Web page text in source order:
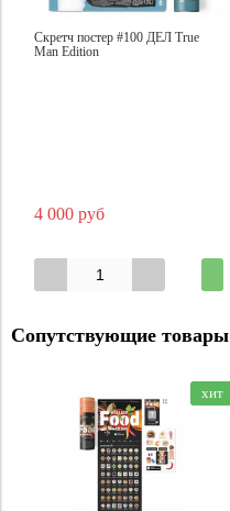
Скретч постер #100 ДЕЛ True
Man Edition
4 000 руб
Сопутствующие товары
хит